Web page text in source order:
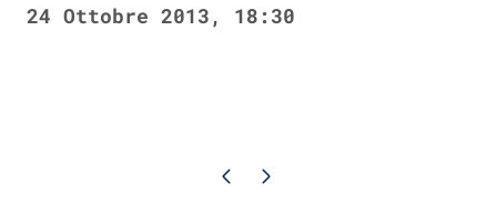
24 Ottobre 2013, 18:30
Pagina precedente
Pagina successiva